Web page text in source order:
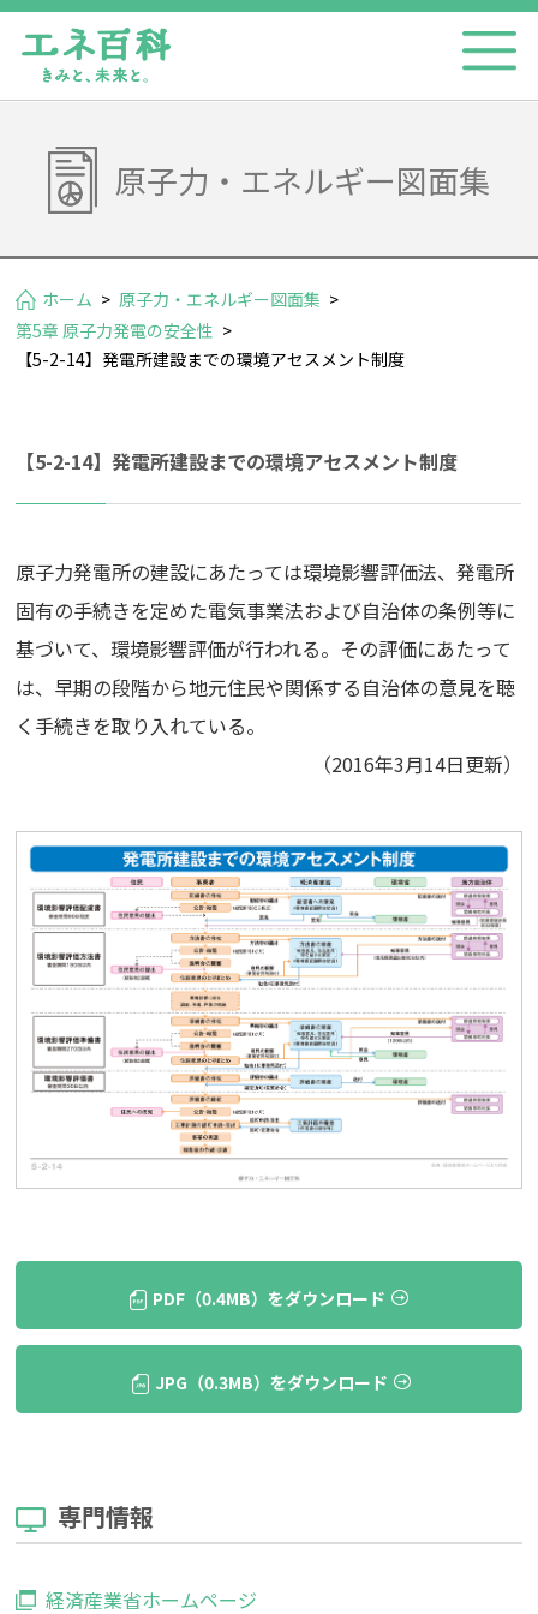
原子力・エネルギー図面集
ホーム > 原子力・エネルギー図面集 >
第5章 原子力発電の安全性 >
【5-2-14】発電所建設までの環境アセスメント制度
【5-2-14】発電所建設までの環境アセスメント制度
原子力発電所の建設にあたっては環境影響評価法、発電所
固有の手続きを定めた電気事業法および自治体の条例等に
基づいて、環境影響評価が行われる。その評価にあたって
は、早期の段階から地元住民や関係する自治体の意見を聴
く手続きを取り入れている。
（2016年3月14日更新）
PDF（0.4MB）をダウンロード
JPG（0.3MB）をダウンロード
専門情報
経済産業省ホームページ